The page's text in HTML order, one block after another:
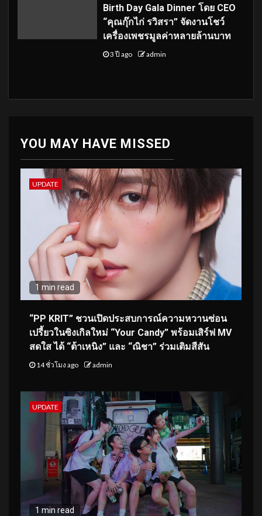
Birth Day Gala Dinner โดย CEO
“คุณกุ๊กไก่ รวิสรา” จัดงานโชว์
เครื่องเพชรมูลค่าหลายล้านบาท
3 ปี ago admin
YOU MAY HAVE MISSED
UPDATE
1 min read
“PP KRIT” ชวนเปิดประสบการณ์ความหวานซ่อน
เปรี้ยวในซิงเกิลใหม่ “Your Candy” พร้อมเสิร์ฟ MV
สดใส ได้ “ต้าเหนิง” และ “ณิชา” ร่วมเติมสีสัน
14 ชั่วโมง ago admin
UPDATE
1 min read